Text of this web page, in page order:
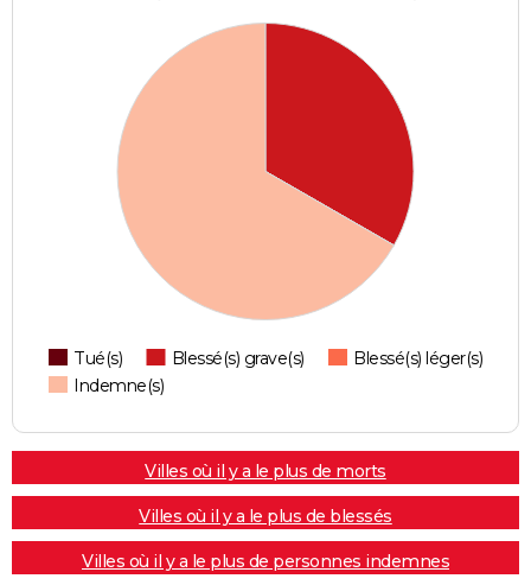
Tué(s) Blessé(s) grave(s)
Blessé(s) léger(s)
Indemne(s)
Villes où il y a le plus de morts
Villes où il y a le plus de blessés
Villes où il y a le plus de personnes indemnes